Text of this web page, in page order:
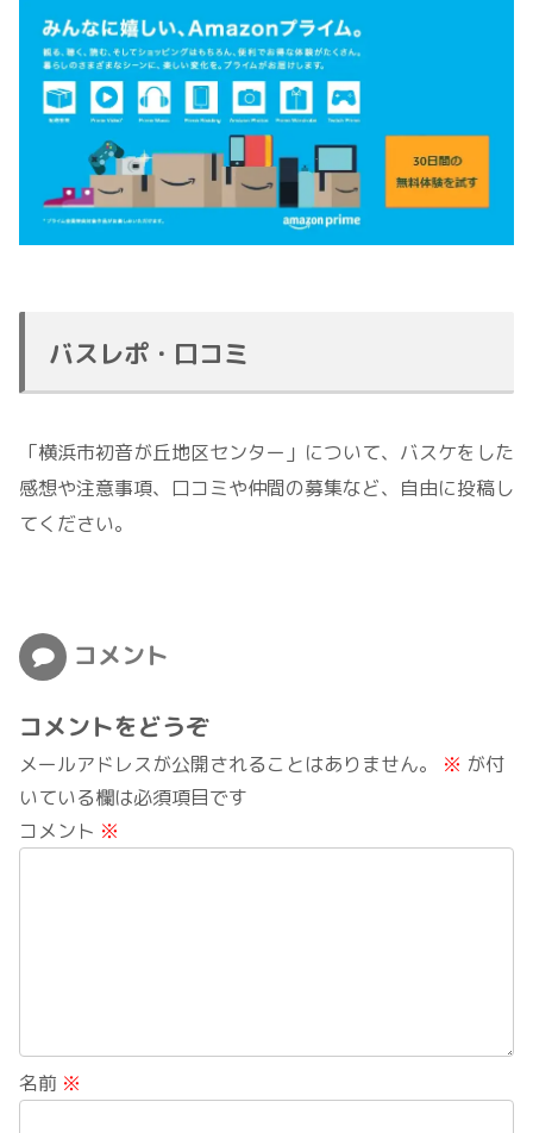
バスレポ・口コミ
「横浜市初音が丘地区センター」について、バスケをした
感想や注意事項、口コミや仲間の募集など、自由に投稿し
てください。
コメント
コメントをどうぞ
メールアドレスが公開されることはありません。 ※ が付
いている欄は必須項目です
コメント ※
名前 ※